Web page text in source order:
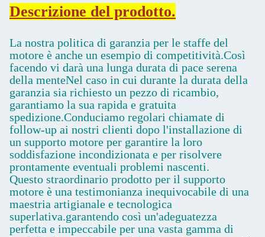
Descrizione del prodotto.
La nostra politica di garanzia per le staffe del
motore è anche un esempio di competitività.Così
facendo vi darà una lunga durata di pace serena
della menteNel caso in cui durante la durata della
garanzia sia richiesto un pezzo di ricambio,
garantiamo la sua rapida e gratuita
spedizione.Conduciamo regolari chiamate di
follow-up ai nostri clienti dopo l'installazione di
un supporto motore per garantire la loro
soddisfazione incondizionata e per risolvere
prontamente eventuali problemi nascenti.
Questo straordinario prodotto per il supporto
motore è una testimonianza inequivocabile di una
maestria artigianale e tecnologica
superlativa.garantendo così un'adeguatezza
perfetta e impeccabile per una vasta gamma di